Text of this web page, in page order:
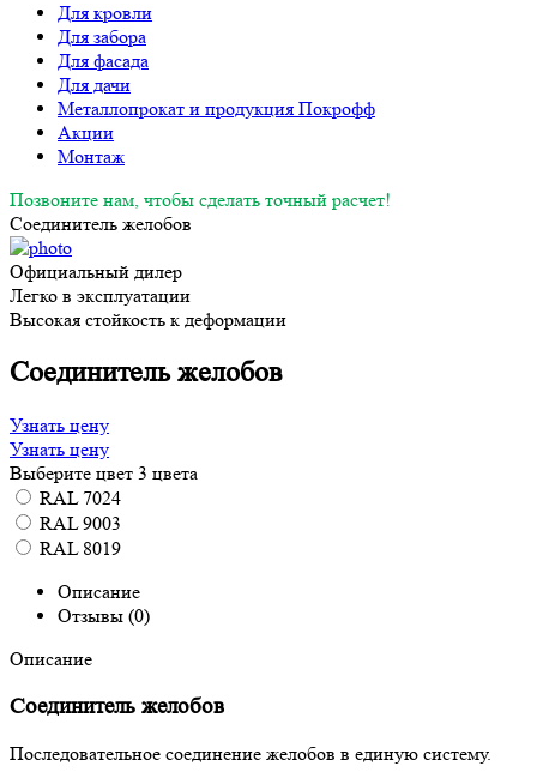
Для кровли
Для забора
Для фасада
Для дачи
Металлопрокат и продукция Покрофф
Акции
Монтаж
Позвоните нам, чтобы сделать точный расчет!
Соединитель желобов
Официальный дилер
Легко в эксплуатации
Высокая стойкость к деформации
Соединитель желобов
Узнать цену
Узнать цену
Выберите цвет 3 цвета
RAL 7024
RAL 9003
RAL 8019
Описание
Отзывы (0)
Описание
Соединитель желобов
Последовательное соединение желобов в единую систему.